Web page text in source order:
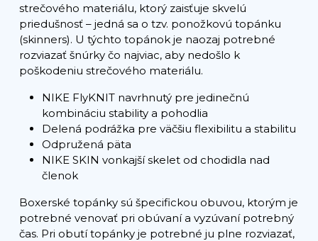
strečového materiálu, ktorý zaisťuje skvelú
priedušnosť – jedná sa o tzv. ponožkovú topánku
(skinners). U týchto topánok je naozaj potrebné
rozviazať šnúrky čo najviac, aby nedošlo k
poškodeniu strečového materiálu.
NIKE FlyKNIT navrhnutý pre jedinečnú
kombináciu stability a pohodlia
Delená podrážka pre väčšiu flexibilitu a stabilitu
Odpružená päta
NIKE SKIN vonkajší skelet od chodidla nad
členok
Boxerské topánky sú špecifickou obuvou, ktorým je
potrebné venovať pri obúvaní a vyzúvaní potrebný
čas. Pri obutí topánky je potrebné ju plne rozviazať,